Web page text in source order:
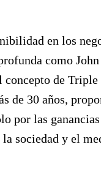
en los
como
concepto de
de 30 años,
por las
sociedad y el